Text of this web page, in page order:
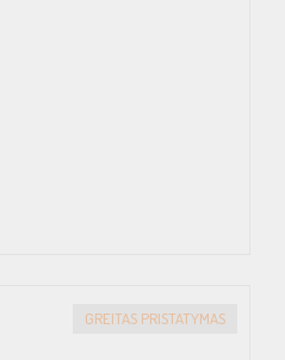
GREITAS PRISTATYMAS